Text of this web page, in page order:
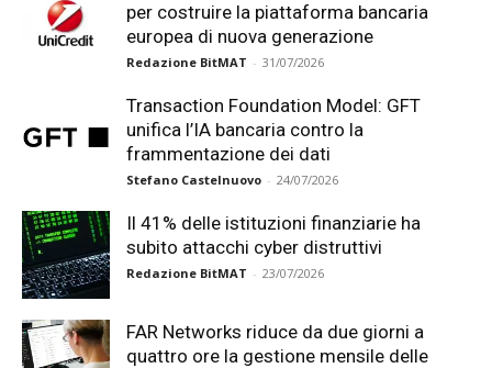
per costruire la piattaforma bancaria
europea di nuova generazione
Redazione BitMAT - 31/07/2026
Transaction Foundation Model: GFT
unifica l’IA bancaria contro la
frammentazione dei dati
Stefano Castelnuovo - 24/07/2026
Il 41% delle istituzioni finanziarie ha
subito attacchi cyber distruttivi
Redazione BitMAT - 23/07/2026
FAR Networks riduce da due giorni a
quattro ore la gestione mensile delle